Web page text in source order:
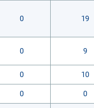
0 19
0 9
0 10
0 0